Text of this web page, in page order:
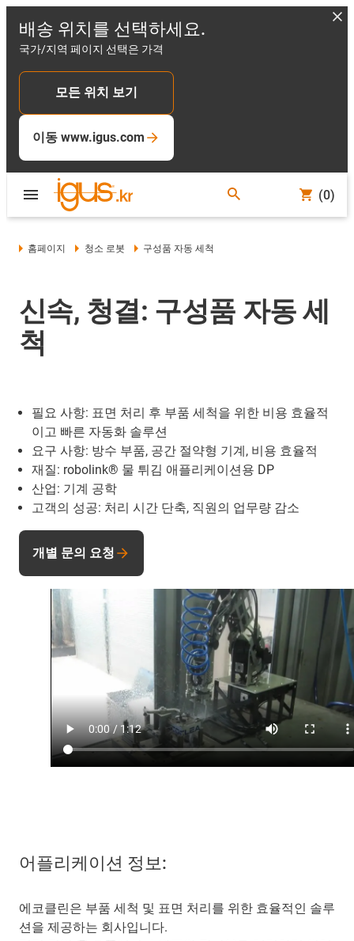
배송 위치를 선택하세요.
국가/지역 페이지 선택은 가격
모든 위치 보기
이동 www.igus.com
(0)
홈페이지 청소 로봇 구성품 자동 세척
신속, 청결: 구성품 자동 세
척
필요 사항: 표면 처리 후 부품 세척을 위한 비용 효율적
이고 빠른 자동화 솔루션
요구 사항: 방수 부품, 공간 절약형 기계, 비용 효율적
재질: robolink® 물 튀김 애플리케이션용 DP
산업: 기계 공학
고객의 성공: 처리 시간 단축, 직원의 업무량 감소
개별 문의 요청
어플리케이션 정보:
에코클린은 부품 세척 및 표면 처리를 위한 효율적인 솔루
션을 제공하는 회사입니다.